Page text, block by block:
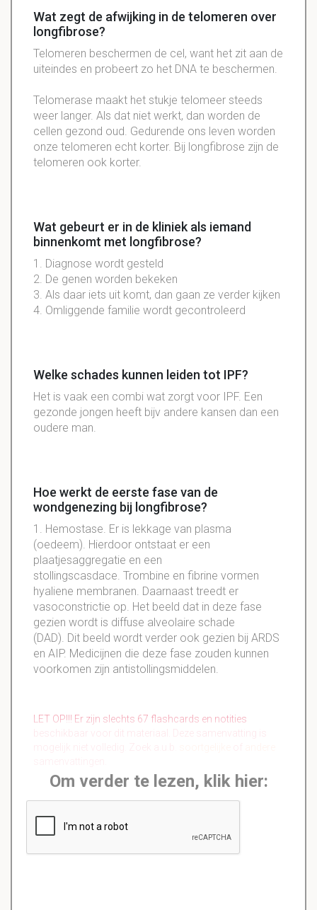
Wat zegt de afwijking in de telomeren over
longfibrose?
Telomeren beschermen de cel, want het zit aan de
uiteindes en probeert zo het DNA te beschermen.
Telomerase maakt het stukje telomeer steeds
weer langer. Als dat niet werkt, dan worden de
cellen gezond oud. Gedurende ons leven worden
onze telomeren echt korter. Bij longfibrose zijn de
telomeren ook korter.
Wat gebeurt er in de kliniek als iemand
binnenkomt met longfibrose?
1. Diagnose wordt gesteld
2. De genen worden bekeken
3. Als daar iets uit komt, dan gaan ze verder kijken
4. Omliggende familie wordt gecontroleerd
Welke schades kunnen leiden tot IPF?
Het is vaak een combi wat zorgt voor IPF. Een
gezonde jongen heeft bijv andere kansen dan een
oudere man.
Hoe werkt de eerste fase van de
wondgenezing bij longfibrose?
1. Hemostase. Er is lekkage van plasma
(oedeem). Hierdoor ontstaat er een
plaatjesaggregatie en een
stollingscasdace. Trombine en fibrine vormen
hyaliene membranen. Daarnaast treedt er
vasoconstrictie op. Het beeld dat in deze fase
gezien wordt is diffuse alveolaire schade
(DAD). Dit beeld wordt verder ook gezien bij ARDS
en AIP. Medicijnen die deze fase zouden kunnen
voorkomen zijn antistollingsmiddelen.
LET OP!!! Er zijn slechts 67 flashcards en notities
beschikbaar voor dit materiaal. Deze samenvatting is
Om verder te lezen, klik hier: